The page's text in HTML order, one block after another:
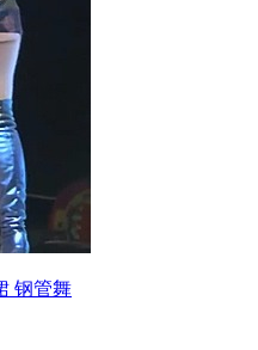
钢管舞